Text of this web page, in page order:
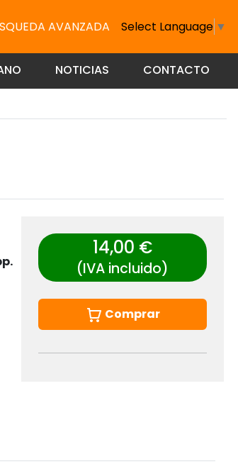
AVANZADA Select Language ▼
NOTICIAS CONTACTO
14,00 €
(IVA incluido)
Comprar